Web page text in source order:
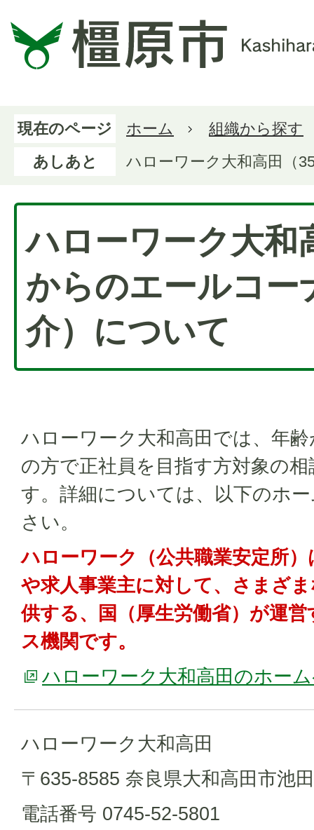
現在のページ ホーム
組織から探す
あしあと
ハローワーク大和高田（
ハローワーク大和
からのエールコー
介）について
ハローワーク大和高田では、年
の方で正社員を目指す方対象の
す。詳細については、以下のホ
さい。
ハローワーク（公共職業安定所
や求人事業主に対して、さまざ
供する、国（厚生労働省）が運
ス機関です。
ハローワーク大和高田のホー
ハローワーク大和高田
〒635-8585 奈良県大和高田市池
電話番号 0745-52-5801